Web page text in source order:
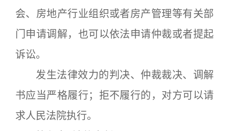
会、房地产行业组织或者房产管理等有关部
门申请调解，也可以依法申请仲裁或者提起
诉讼。
发生法律效力的判决、仲裁裁决、调解
书应当严格履行；拒不履行的，对方可以请
求人民法院执行。